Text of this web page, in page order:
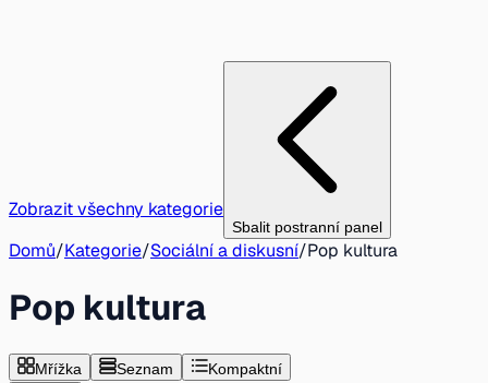
Zobrazit všechny kategorie
Sbalit postranní panel
Domů/Kategorie/Sociální a diskusní/Pop kultura
Pop kultura
Mřížka Seznam Kompaktní